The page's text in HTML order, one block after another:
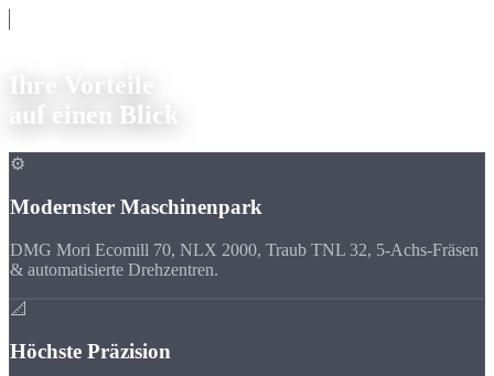
Ihre Vorteile
auf einen Blick
⚙️
Modernster Maschinenpark
DMG Mori Ecomill 70, NLX 2000, Traub TNL 32, 5-Achs-Fräsen
& automatisierte Drehzentren.
📐
Höchste Präzision